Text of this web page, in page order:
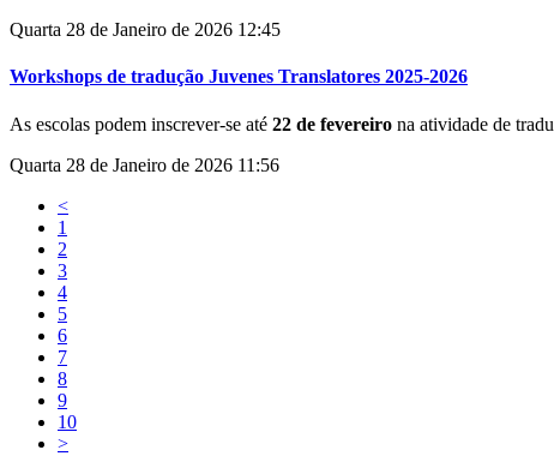
Quarta 28 de Janeiro de 2026 12:45
Workshops de tradução Juvenes Translatores 2025-2026
As escolas podem inscrever-se até 22 de fevereiro na atividade de
Quarta 28 de Janeiro de 2026 11:56
<
1
2
3
4
5
6
7
8
9
10
>